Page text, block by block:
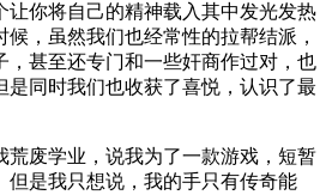
让你将自己的精神载入其中发光发热
，虽然我们也经常性的拉帮结派，
，甚至还专门和一些奸商作过对，也
是同时我们也收获了喜悦，认识了最
荒废学业，说我为了一款游戏，短暂
但是我只想说，我的手只有传奇能